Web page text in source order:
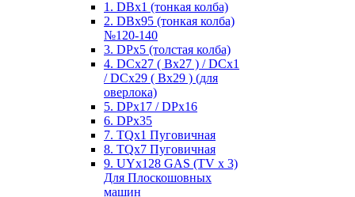
1. DBx1 (тонкая колба)
2. DBx95 (тонкая колба)
№120-140
3. DPx5 (толстая колба)
4. DCx27 ( Bx27 ) / DCx1
/ DCx29 ( Bx29 ) (для
оверлока)
5. DPx17 / DPx16
6. DPx35
7. TQx1 Пуговичная
8. TQx7 Пуговичная
9. UYx128 GAS (TV x 3)
Для Плоскошовных
машин